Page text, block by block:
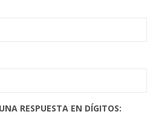
RESPUESTA EN DÍGITOS: